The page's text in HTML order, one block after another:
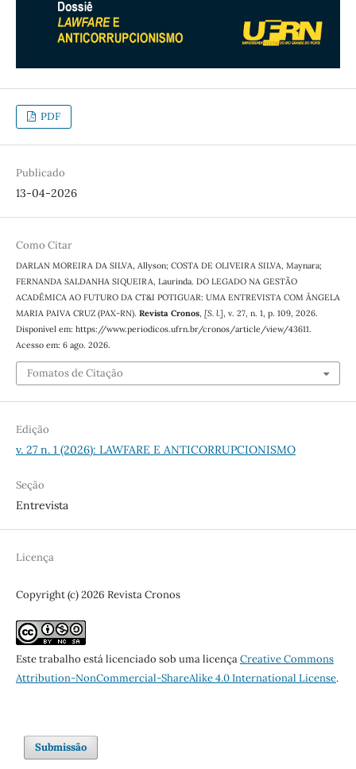
PDF
Publicado
13-04-2026
Como Citar
DARLAN MOREIRA DA SILVA, Allyson; COSTA DE OLIVEIRA SILVA, Maynara;
FERNANDA SALDANHA SIQUEIRA, Laurinda. DO LEGADO NA GESTÃO
ACADÊMICA AO FUTURO DA CT&I POTIGUAR: UMA ENTREVISTA COM ÂNGELA
MARIA PAIVA CRUZ (PAX-RN). Revista Cronos, [S. l.], v. 27, n. 1, p. 109, 2026.
Disponível em: https://www.periodicos.ufrn.br/cronos/article/view/43611.
Acesso em: 6 ago. 2026.
Fomatos de Citação
Edição
v. 27 n. 1 (2026): LAWFARE E ANTICORRUPCIONISMO
Seção
Entrevista
Licença
Copyright (c) 2026 Revista Cronos
Este trabalho está licenciado sob uma licençaCreative Commons
Attribution-NonCommercial-ShareAlike 4.0 International License.
Submissão